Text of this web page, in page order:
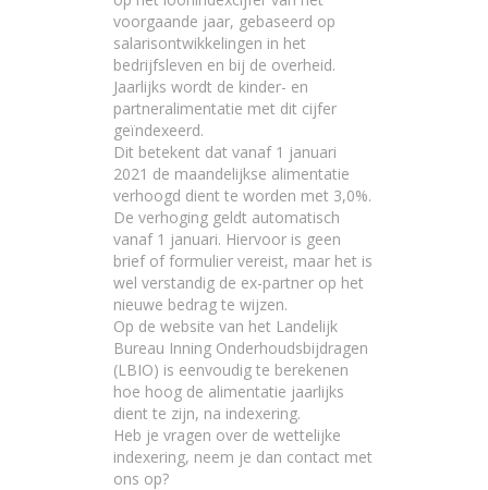
voorgaande jaar, gebaseerd op
salarisontwikkelingen in het
bedrijfsleven en bij de overheid.
Jaarlijks wordt de kinder- en
partneralimentatie met dit cijfer
geïndexeerd.
Dit betekent dat vanaf 1 januari
2021 de maandelijkse alimentatie
verhoogd dient te worden met 3,0%.
De verhoging geldt automatisch
vanaf 1 januari. Hiervoor is geen
brief of formulier vereist, maar het is
wel verstandig de ex-partner op het
nieuwe bedrag te wijzen.
Op de website van het Landelijk
Bureau Inning Onderhoudsbijdragen
(LBIO) is eenvoudig te berekenen
hoe hoog de alimentatie jaarlijks
dient te zijn, na indexering.
Heb je vragen over de wettelijke
indexering, neem je dan contact met
ons op?